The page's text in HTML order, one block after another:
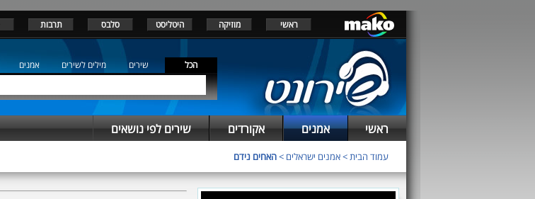
ראשי מוזיקה היטליסט סלבס תרבות
הכל שירים מילים לשירים אמנים
ראשי אמנים אקורדים שירים לפי נושאים
עמוד הבית>אמנים ישראלים >האחים נידם